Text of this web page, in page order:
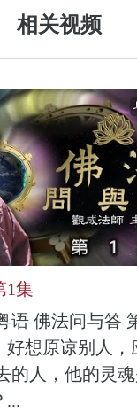
相关视频
1集
语 佛法问与答
好想原谅别人，
的人，他的灵
...